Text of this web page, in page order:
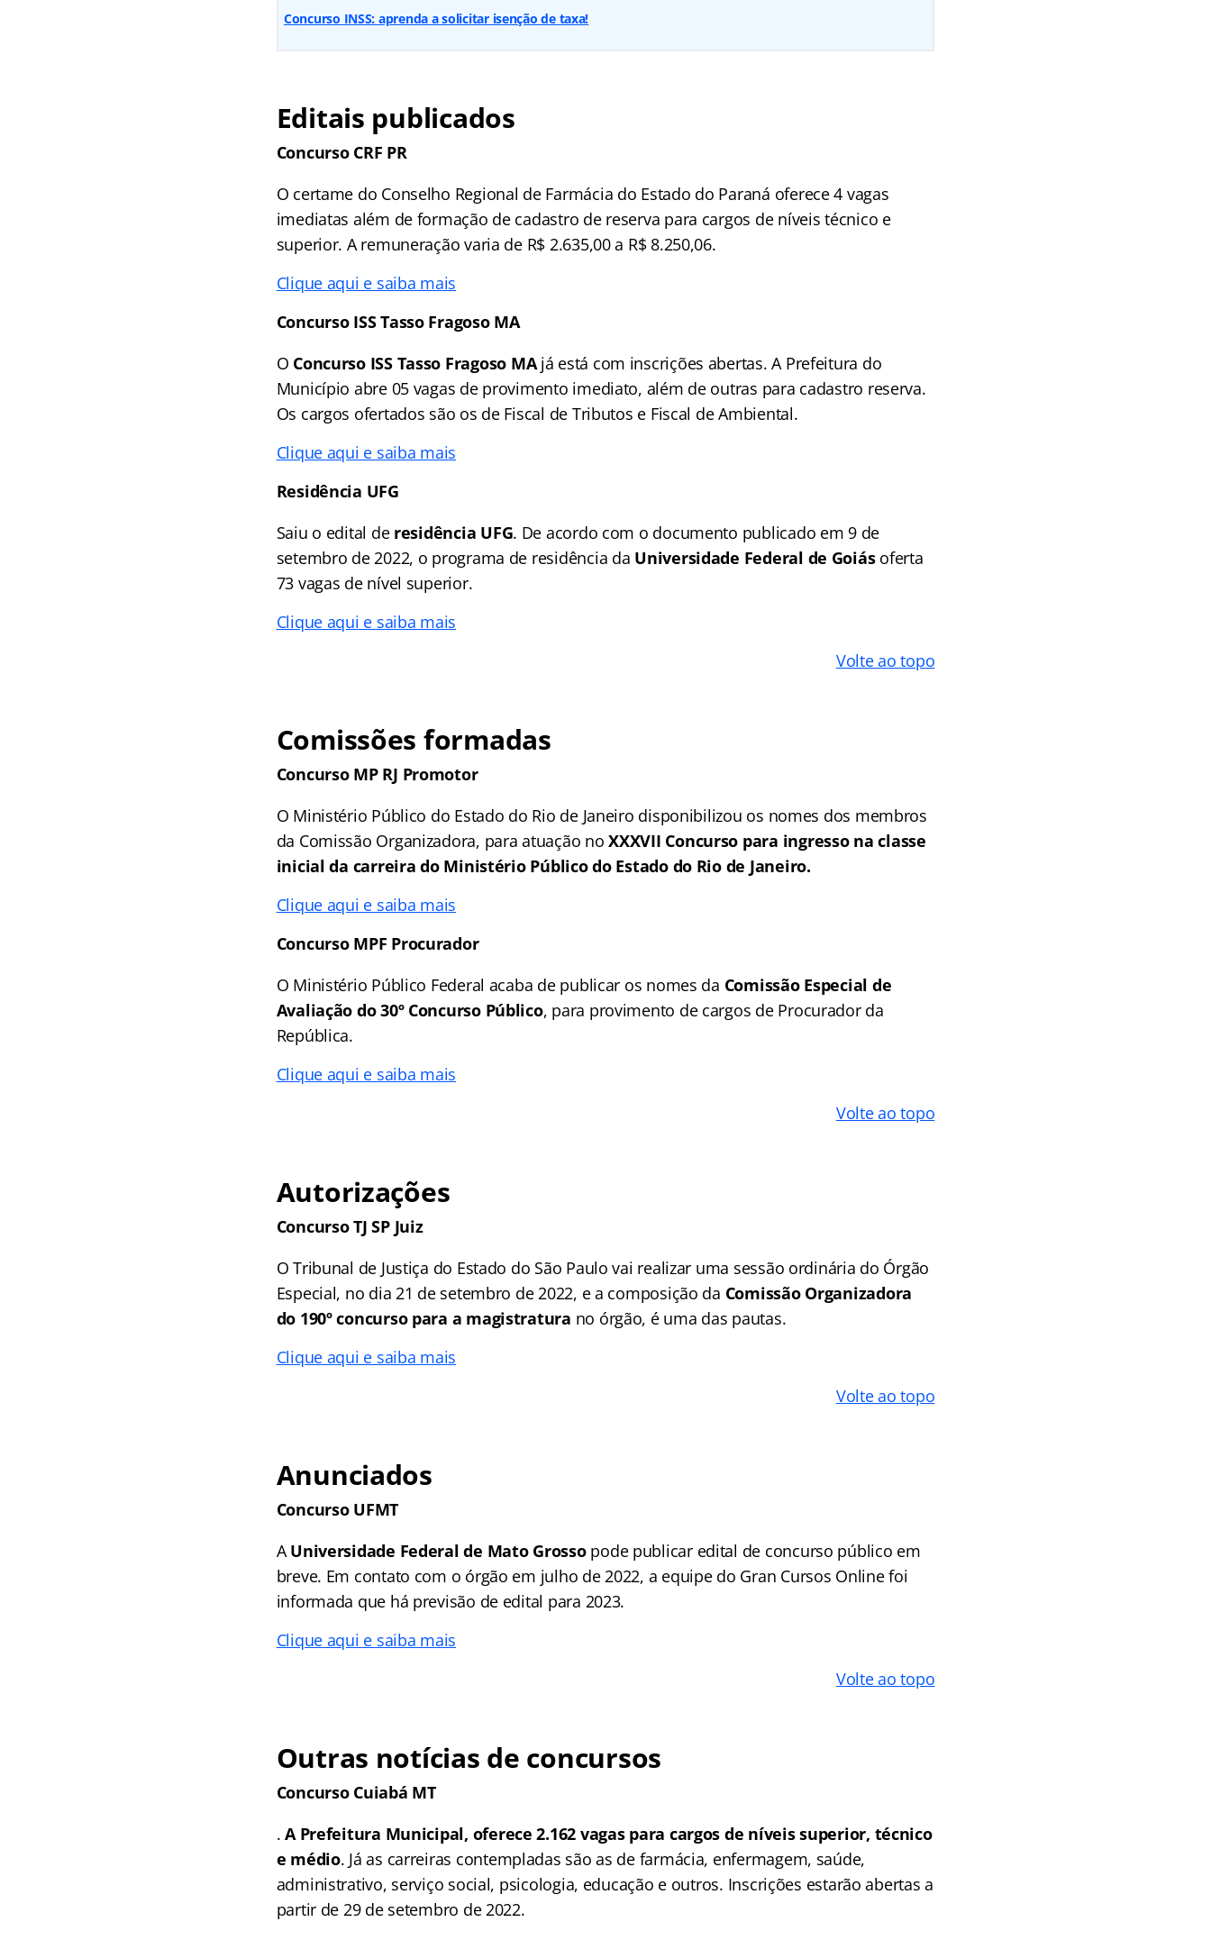
Concurso INSS: aprenda a solicitar isenção de taxa!
Editais publicados
Concurso CRF PR
O certame do Conselho Regional de Farmácia do Estado do Paraná oferece 4 vagas
imediatas além de formação de cadastro de reserva para cargos de níveis técnico e
superior. A remuneração varia de R$ 2.635,00 a R$ 8.250,06.
Clique aqui e saiba mais
Concurso ISS Tasso Fragoso MA
O Concurso ISS Tasso Fragoso MAjá está com inscrições abertas. A Prefeitura do
Município abre 05 vagas de provimento imediato, além de outras para cadastro reserva.
Os cargos ofertados são os de Fiscal de Tributos e Fiscal de Ambiental.
Clique aqui e saiba mais
Residência UFG
Saiu o edital de residência UFG. De acordo com o documento publicado em 9 de
setembro de 2022, o programa de residência da Universidade Federal de Goiásoferta
73 vagas de nível superior.
Clique aqui e saiba mais
Volte ao topo
Comissões formadas
Concurso MP RJ Promotor
O Ministério Público do Estado do Rio de Janeiro disponibilizou os nomes dos membros
da Comissão Organizadora, para atuação noXXXVII Concurso para ingresso na classe
inicial da carreira do Ministério Público do Estado do Rio de Janeiro.
Clique aqui e saiba mais
Concurso MPF Procurador
O Ministério Público Federal acaba de publicar os nomes da Comissão Especial de
Avaliação do 30º Concurso Público, para provimento de cargos de Procurador da
República.
Clique aqui e saiba mais
Volte ao topo
Autorizações
Concurso TJ SP Juiz
O Tribunal de Justiça do Estado do São Paulo vai realizar uma sessão ordinária do Órgão
Especial, no dia 21 de setembro de 2022, e a composição da Comissão Organizadora
do 190º concurso para a magistratura no órgão, é uma das pautas.
Clique aqui e saiba mais
Volte ao topo
Anunciados
Concurso UFMT
AUniversidade Federal de Mato Grossopode publicar edital de concurso público em
breve. Em contato com o órgão em julho de 2022, a equipe do Gran Cursos Online foi
informada que há previsão de edital para 2023.
Clique aqui e saiba mais
Volte ao topo
Outras notícias de concursos
Concurso Cuiabá MT
.A Prefeitura Municipal, oferece 2.162 vagas para cargos de níveis superior, técnico
e médio. Já as carreiras contempladas são as de farmácia, enfermagem, saúde,
administrativo, serviço social, psicologia, educação e outros. Inscrições estarão abertas a
partir de 29 de setembro de 2022.